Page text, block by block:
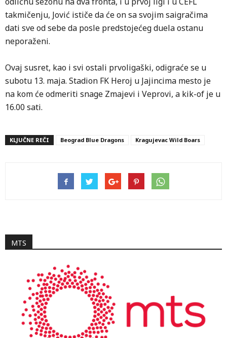
takmičenju, Jović ističe da će on sa svojim saigračima
dati sve od sebe da posle predstojećeg duela ostanu
neporaženi.
Ovaj susret, kao i svi ostali prvoligaški, odigraće se u
subotu 13. maja. Stadion FK Heroj u Jajincima mesto je
na kom će odmeriti snage Zmajevi i Veprovi, a kik-of je u
16.00 sati.
KLJUČNE REČI Beograd Blue Dragons Kragujevac Wild Boars
MTS